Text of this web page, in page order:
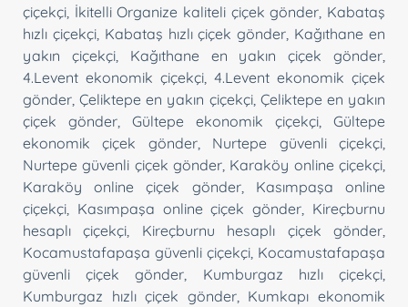
çiçekçi İkitelli Organize kaliteli çiçek gönder Kabataş
hızlı çiçekçi, Kabataş hızlı çiçek gönder Kağıthane en
yakın çiçekçi, Kağıthane en yakın çiçek gönder
4.Levent ekonomik çiçekçi 4.Levent ekonomik çiçek
gönder ,Çeliktepe en yakın çiçekçi, Çeliktepe en yakın
çiçek gönder
Gültepe ekonomik çiçekçi
Gültepe
ekonomik çiçek gönder, Nurtepe güvenli çiçekçi
Nurtepe güvenli çiçek gönder Karaköy online çiçekçi
Karaköy online çiçek gönder, Kasımpaşa online
çiçekçi
Kasımpaşa online çiçek gönder
Kireçburnu
hesaplı çiçekçi
Kireçburnu hesaplı çiçek gönder
Kocamustafapaşa güvenli çiçekçi Kocamustafapaşa
güvenli çiçek gönder
Kumburgaz hızlı çiçekçi
Kumburgaz hızlı çiçek gönder, Kumkapı ekonomik